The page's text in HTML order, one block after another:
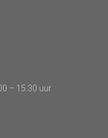
– 15.30 uur